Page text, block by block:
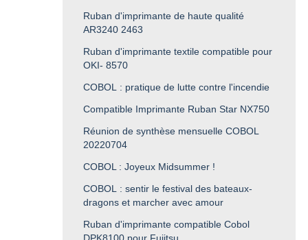
Ruban d'imprimante de haute qualité
AR3240 2463
Ruban d'imprimante textile compatible pour
OKI- 8570
COBOL : pratique de lutte contre l'incendie
Compatible Imprimante Ruban Star NX750
Réunion de synthèse mensuelle COBOL
20220704
COBOL : Joyeux Midsummer !
COBOL : sentir le festival des bateaux-
dragons et marcher avec amour
Ruban d'imprimante compatible Cobol
DPK8100 pour Fujitsu